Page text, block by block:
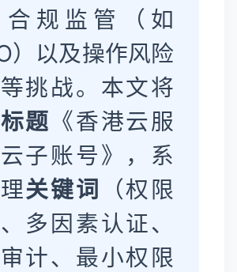
合规监管（如
）以及操作风险
挑战。本文将
标题 《香港云服
子账号》，系
关键词 （权限
多因素认证、
计、最小权限